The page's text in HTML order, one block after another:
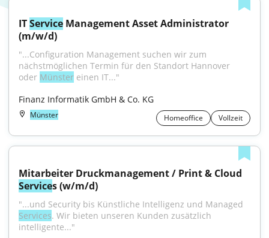
IT Service Management Asset Administrator
(m/w/d)
"...Configuration Management suchen wir zum
nächstmöglichen Termin für den Standort Hannover
oder Münster einen IT..."
Finanz Informatik GmbH & Co. KG
Münster Homeoffice Vollzeit
Services (w/m/d)
Services. Wir bieten unseren Kunden zusätzlich
intelligente..."